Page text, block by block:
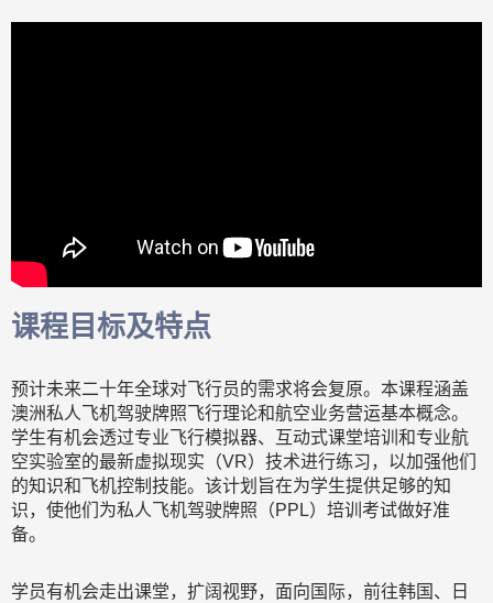
课程目标及特点
预计未来二十年全球对飞行员的需求将会复原。本课程涵盖
澳洲私人飞机驾驶牌照飞行理论和航空业务营运基本概念。
学生有机会透过专业飞行模拟器、互动式课堂培训和专业航
空实验室的最新虚拟现实（VR）技术进行练习，以加强他们
的知识和飞机控制技能。该计划旨在为学生提供足够的知
识，使他们为私人飞机驾驶牌照（PPL）培训考试做好准
备。
学员有机会走出课堂，扩阔视野，面向国际，前往韩国、日